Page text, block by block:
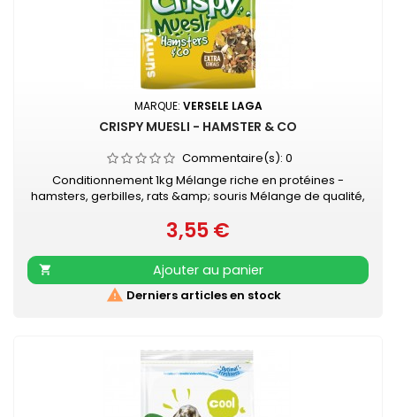
MARQUE: VERSELE LAGA
CRISPY MUESLI - HAMSTER & CO
Commentaire(s): 0
Conditionnement 1kg Mélange riche en protéines -
hamsters, gerbilles, rats &amp; souris Mélange de qualité,
Enrichi avec les granulés "Happy &amp; Healthy" pour une
condition optimale Facile à l'emploi grâce à l'emballage
fraîcheur refermable
Prix
3,55 €

Ajouter au panier
 Derniers articles en stock